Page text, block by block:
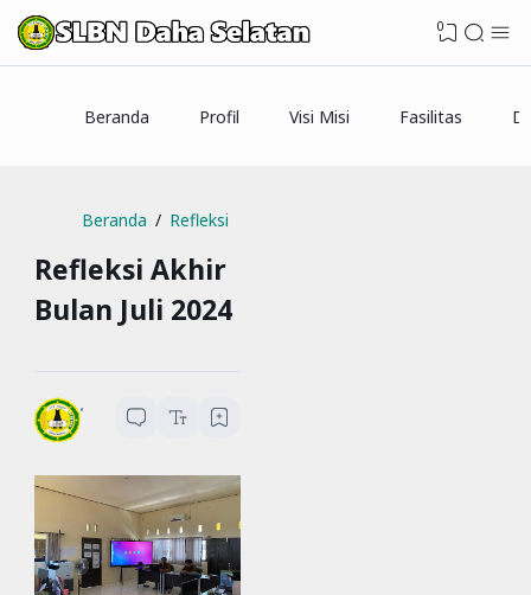
0
Beranda Profil Visi Misi Fasilitas
Beranda Refleksi
Refleksi Akhir
Bulan Juli 2024
SLBN Daha Selatan
menit baca